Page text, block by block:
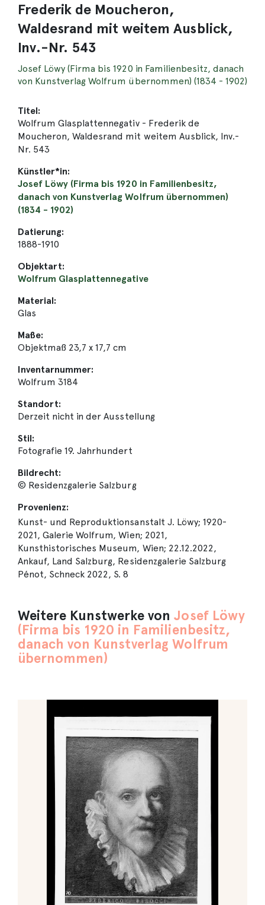
Frederik de Moucheron,
Waldesrand mit weitem Ausblick,
Inv.-Nr. 543
Josef Löwy (Firma bis 1920 in Familienbesitz, danach
von Kunstverlag Wolfrum übernommen) (1834 - 1902)
Titel:
Wolfrum Glasplattennegativ - Frederik de
Moucheron, Waldesrand mit weitem Ausblick, Inv.-
Nr. 543
Künstler*in:
Josef Löwy (Firma bis 1920 in Familienbesitz,
danach von Kunstverlag Wolfrum übernommen)
(1834 - 1902)
Datierung:
1888-1910
Objektart:
Wolfrum Glasplattennegative
Material:
Glas
Maße:
Objektmaß 23,7 x 17,7 cm
Inventarnummer:
Wolfrum 3184
Standort:
Derzeit nicht in der Ausstellung
Stil:
Fotografie 19. Jahrhundert
Bildrecht:
© Residenzgalerie Salzburg
Provenienz:
Kunst- und Reproduktionsanstalt J. Löwy; 1920-
2021, Galerie Wolfrum, Wien; 2021,
Kunsthistorisches Museum, Wien; 22.12.2022,
Ankauf, Land Salzburg, Residenzgalerie Salzburg
Pénot, Schneck 2022, S. 8
Weitere Kunstwerke vonJosef Löwy
(Firma bis 1920 in Familienbesitz,
danach von Kunstverlag Wolfrum
übernommen)